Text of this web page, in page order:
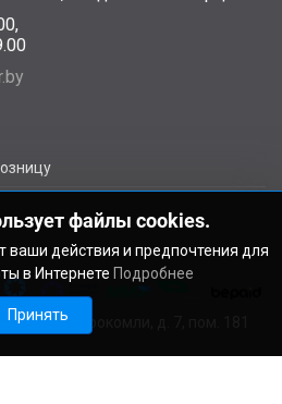
ул. В. Сырокомли, д. 7, пом. 181
файлы cookies.
действия и предпочтения для
в Интернете Подробнее
Принять